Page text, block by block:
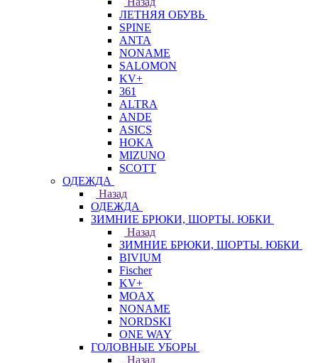
ЛЕТНЯЯ ОБУВЬ
SPINE
ANTA
NONAME
SALOMON
KV+
361
ALTRA
ANDE
ASICS
HOKA
MIZUNO
SCOTT
ОДЕЖДА
Назад
ОДЕЖДА
ЗИМНИЕ БРЮКИ, ШОРТЫ. ЮБКИ
Назад
ЗИМНИЕ БРЮКИ, ШОРТЫ. ЮБКИ
BIVIUM
Fischer
KV+
MOAX
NONAME
NORDSKI
ONE WAY
ГОЛОВНЫЕ УБОРЫ
Назад